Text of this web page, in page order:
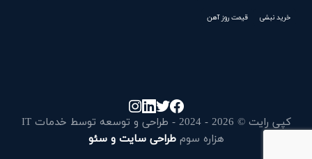
خرید نبشی قیمت روز آهن
کپی رایت © 2026 - 2024 - طراحی و توسعه توسط خدمات IT
هزاره سومطراحی سایت و سئو